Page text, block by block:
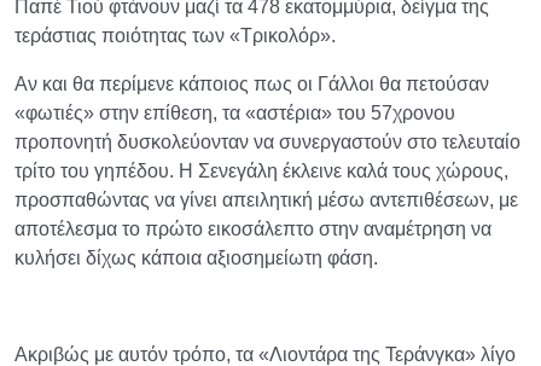
Παπέ Τιού φτάνουν μαζί τα 478 εκατομμύρια, δείγμα της
τεράστιας ποιότητας των «Τρικολόρ».
Αν και θα περίμενε κάποιος πως οι Γάλλοι θα πετούσαν
«φωτιές» στην επίθεση, τα «αστέρια» του 57χρονου
προπονητή δυσκολεύονταν να συνεργαστούν στο τελευταίο
τρίτο του γηπέδου. Η Σενεγάλη έκλεινε καλά τους χώρους,
προσπαθώντας να γίνει απειλητική μέσω αντεπιθέσεων, με
αποτέλεσμα το πρώτο εικοσάλεπτο στην αναμέτρηση να
κυλήσει δίχως κάποια αξιοσημείωτη φάση.
Ακριβώς με αυτόν τρόπο, τα «Λιοντάρα της Τεράνγκα» λίγο